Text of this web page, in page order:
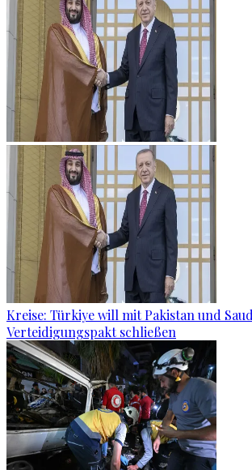
Kreise: Türkiye will mit Pakistan und
Verteidigungspakt schließen